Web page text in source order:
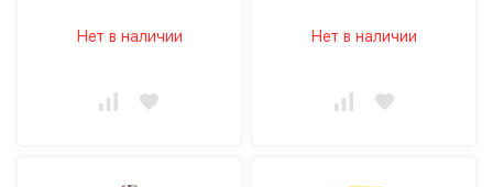
Нет в наличии Нет в наличии